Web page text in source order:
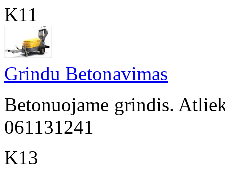
K11
Grindu Betonavimas
Betonuojame grindis.
061131241
K13